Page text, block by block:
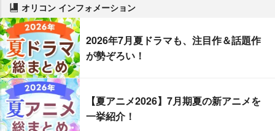
オリコン インフォメーション
2026年7月夏ドラマも、注目作＆話題作
が勢ぞろい！
【夏アニメ2026】7月期夏の新アニメを
一挙紹介！